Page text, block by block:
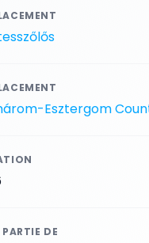
Esztergom
DE